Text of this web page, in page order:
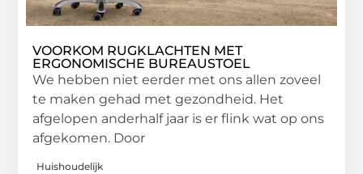
VOORKOM RUGKLACHTEN MET
ERGONOMISCHE BUREAUSTOEL
We hebben niet eerder met ons allen zoveel
te maken gehad met gezondheid. Het
afgelopen anderhalf jaar is er flink wat op ons
afgekomen. Door
Huishoudelijk